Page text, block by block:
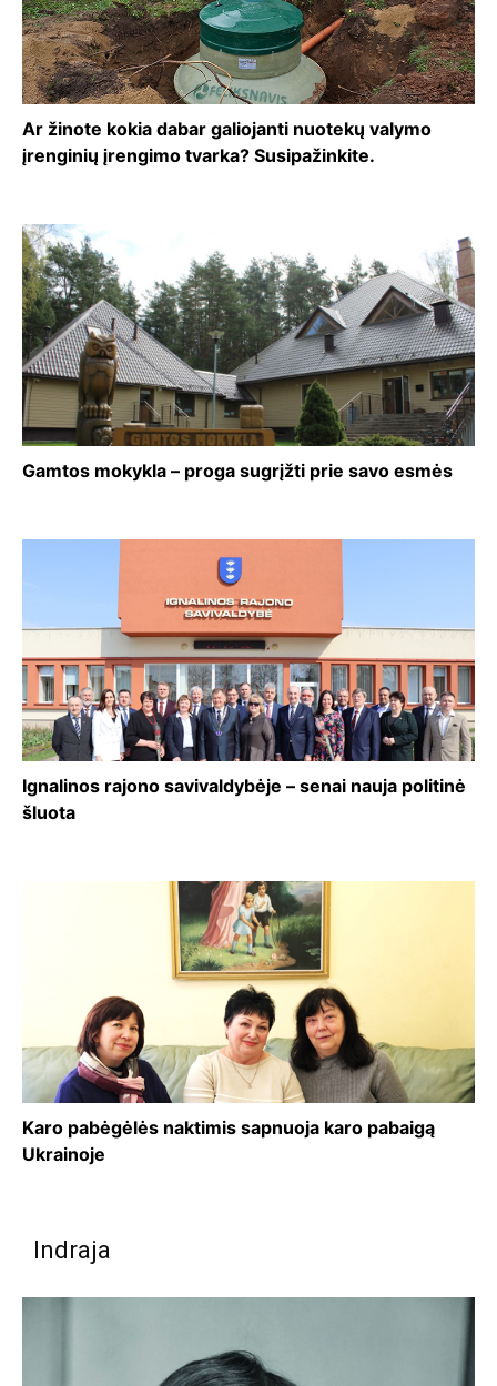
Ar žinote kokia dabar galiojanti nuotekų valymo
įrenginių įrengimo tvarka? Susipažinkite.
Gamtos mokykla – proga sugrįžti prie savo esmės
Ignalinos rajono savivaldybėje – senai nauja politinė
šluota
Karo pabėgėlės naktimis sapnuoja karo pabaigą
Ukrainoje
Indraja